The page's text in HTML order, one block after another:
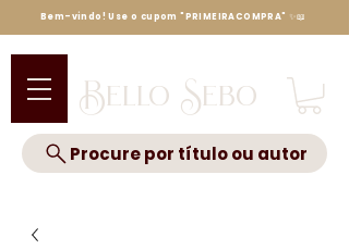
Bello Sebo
Procure por título ou autor
Bem-vindo! Use o cupom "PRIMEIRACOMPRA" ✨📖